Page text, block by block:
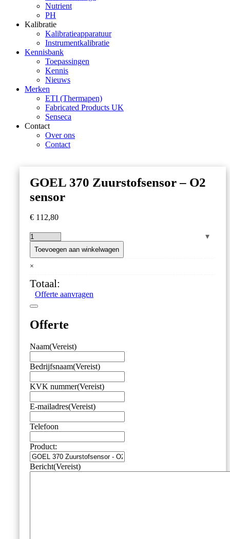
Nutrient
PH
Kalibratie
Kalibratieapparatuur
Instrumentkalibratie
Kennisbank
Toepassingen
Kennis
Nieuws
Merken
ETI (Thermapen)
Fabricated Products UK
Senseca
Contact
Over ons
Contact
GOEL 370 Zuurstofsensor – O2
sensor
€ 112,80
GOEL
370
Zuurstofsensor
–
sensor
aantal
Toevoegen aan winkelwagen
×
Totaal:
Offerte aanvragen
Offerte
Naam(Vereist)
Bedrijfsnaam(Vereist)
KVK nummer(Vereist)
E-mailadres(Vereist)
Telefoon
Product:
Bericht(Vereist)